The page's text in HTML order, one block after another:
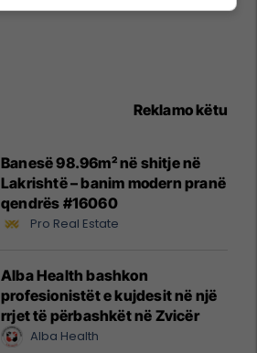
Reklamo këtu
Banesë 98.96m² në shitje në
Lakrishtë – banim modern pranë
qendrës #16060
Pro Real Estate
Alba Health bashkon
profesionistët e kujdesit në një
rrjet të përbashkët në Zvicër
Alba Health